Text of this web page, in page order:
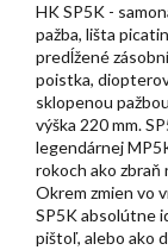
HK SP5K -
pažba, lišta
predĺžené
poistka,
sklopenou
výška 220 mm.
legendárnej
rokoch ako
Okrem zmien vo
SP5K absolútne
pištoľ, alebo ako